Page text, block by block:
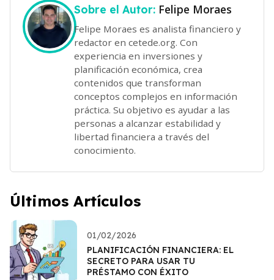
Sobre el Autor: Felipe Moraes
Felipe Moraes es analista financiero y
redactor en cetede.org. Con
experiencia en inversiones y
planificación económica, crea
contenidos que transforman
conceptos complejos en información
práctica. Su objetivo es ayudar a las
personas a alcanzar estabilidad y
libertad financiera a través del
conocimiento.
Últimos Artículos
01/02/2026
PLANIFICACIÓN FINANCIERA: EL
SECRETO PARA USAR TU
PRÉSTAMO CON ÉXITO